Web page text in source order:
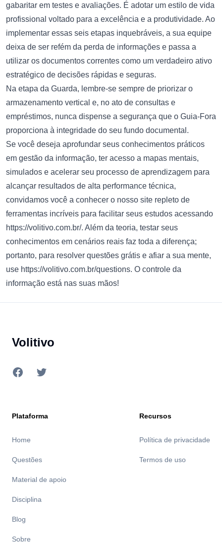
gabaritar em testes e avaliações. É adotar um estilo de vida
profissional voltado para a excelência e a produtividade. Ao
implementar essas seis etapas inquebráveis, a sua equipe
deixa de ser refém da perda de informações e passa a
utilizar os documentos correntes como um verdadeiro ativo
estratégico de decisões rápidas e seguras.
Na etapa da Guarda, lembre-se sempre de priorizar o
armazenamento vertical e, no ato de consultas e
empréstimos, nunca dispense a segurança que o Guia-Fora
proporciona à integridade do seu fundo documental.
Se você deseja aprofundar seus conhecimentos práticos
em gestão da informação, ter acesso a mapas mentais,
simulados e acelerar seu processo de aprendizagem para
alcançar resultados de alta performance técnica,
convidamos você a conhecer o nosso site repleto de
ferramentas incríveis para facilitar seus estudos acessando
https://volitivo.com.br/. Além da teoria, testar seus
conhecimentos em cenários reais faz toda a diferença;
portanto, para resolver questões grátis e afiar a sua mente,
use https://volitivo.com.br/questions. O controle da
informação está nas suas mãos!
Volitivo
Facebook
Twitter
Plataforma
Home
Questões
Material de apoio
Disciplina
Blog
Sobre
Recursos
Política de privacidade
Termos de uso